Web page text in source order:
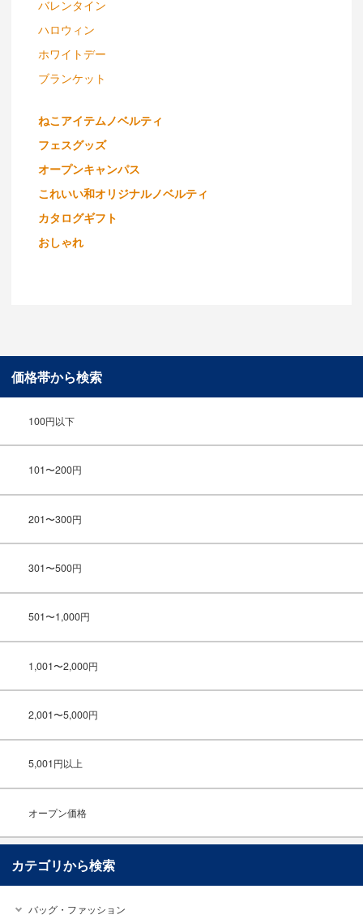
バレンタイン
ハロウィン
ホワイトデー
ブランケット
ねこアイテムノベルティ
フェスグッズ
オープンキャンパス
これいい和オリジナルノベルティ
カタログギフト
おしゃれ
価格帯から検索
100円以下
101〜200円
201〜300円
301〜500円
501〜1,000円
1,001〜2,000円
2,001〜5,000円
5,001円以上
オープン価格
カテゴリから検索
バッグ・ファッション